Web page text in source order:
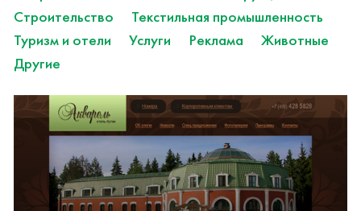
Строительство
Текстильная промышленность
Туризм и отели
Услуги Реклама
Животные
Другие